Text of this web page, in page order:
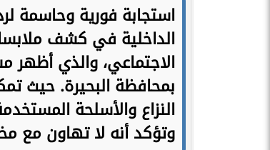
استجابة فورية وحاسمة
الداخلية في كشف
الاجتماعي، والذي أظهر
بمحافظة البحيرة. حيث
النزاع والأسلحة
وتؤكد أنه لا تهاون مع